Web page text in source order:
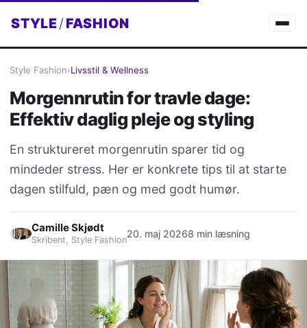
STYLE/FASHION
Style Fashion›Livsstil & Wellness
Morgennrutin for travle dage:
Effektiv daglig pleje og styling
En struktureret morgenrutin sparer tid og
mindeder stress. Her er konkrete tips til at starte
dagen stilfuld, pæn og med godt humør.
Camille Skjødt
Skribent, Style Fashion
20. maj 20268 min læsning